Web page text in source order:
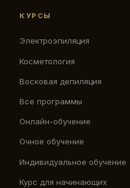
КУРСЫ
Электроэпиляция
Косметология
Восковая депиляция
Все программы
Онлайн-обучение
Очное обучение
Индивидуальное обучение
Курс для начинающих